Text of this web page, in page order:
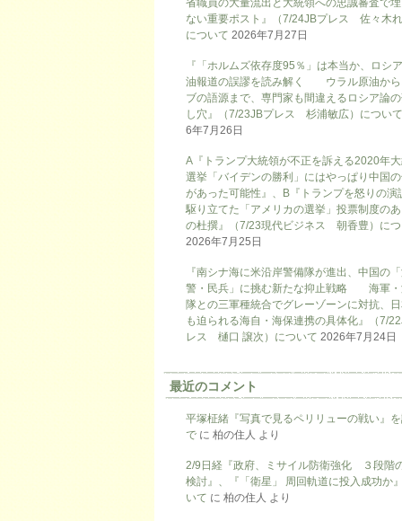
省職員の大量流出と大統領への忠誠審査で
ない重要ポスト』（7/24JBプレス 佐々木
について 2026年7月27日
『「ホルムズ依存度95％」は本当か、ロシ
油報道の誤謬を読み解く ウラル原油から
ブの語源まで、専門家も間違えるロシア論
し穴』（7/23JBプレス 杉浦敏広）について
6年7月26日
A『トランプ大統領が不正を訴える2020年
選挙「バイデンの勝利」にはやっぱり中国
があった可能性』、B『トランプを怒りの演
駆り立てた「アメリカの選挙」投票制度の
の杜撰』（7/23現代ビジネス 朝香豊）に
2026年7月25日
『南シナ海に米沿岸警備隊が進出、中国の
警・民兵」に挑む新たな抑止戦略 海軍・
隊との三軍種統合でグレーゾーンに対抗、
も迫られる海自・海保連携の具体化』（7/
レス 樋口 譲次）について 2026年7月24日
最近のコメント
平塚柾緒『写真で見るペリリューの戦い』
で に 柏の住人 より
2/9日経『政府、ミサイル防衛強化 ３段階
検討』、『「衛星」 周回軌道に投入成功か
いて に 柏の住人 より